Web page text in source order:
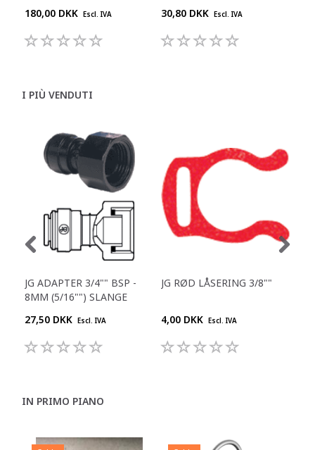
180,00 DKK Escl. IVA
30,80 DKK Escl. IVA
I PIÙ VENDUTI
JG ADAPTER 3/4"" BSP -
8MM (5/16"") SLANGE
27,50 DKK Escl. IVA
JG RØD LÅSERING 3/8""
4,00 DKK Escl. IVA
IN PRIMO PIANO